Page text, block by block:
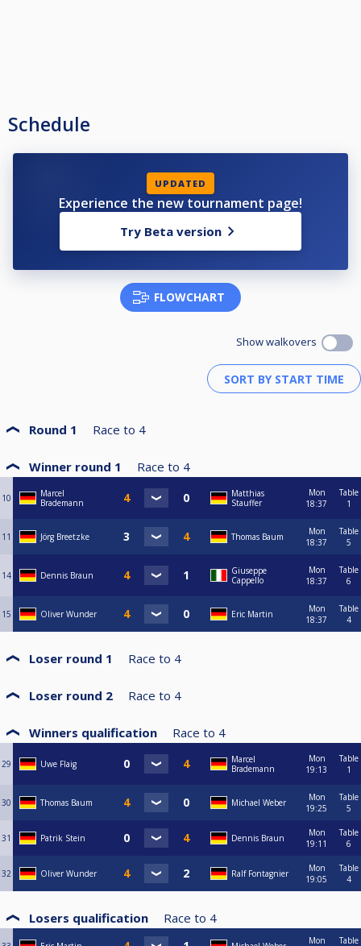
Schedule
UPDATED
Experience the new tournament page!
Try Beta version
FLOWCHART
Show walkovers
Round 1 Race to 4
Winner round 1 Race to 4
10
Marcel
Brademann
Matthias
Stauffer
Mon
18:37
Table
1
11 Jörg Breetzke Thomas Baum
Mon
18:37
Table
5
14 Dennis Braun
Giuseppe
Cappello
Mon
18:37
Table
6
15 Oliver Wunder Eric Martin
Mon
18:37
Table
4
Loser round 1 Race to 4
Loser round 2 Race to 4
Winners qualification Race to 4
29 Uwe Flaig
Marcel
Brademann
Mon
19:13
Table
1
30 Thomas Baum Michael Weber
Mon
19:25
Table
5
31 Patrik Stein Dennis Braun
Mon
19:11
Table
6
32 Oliver Wunder Ralf Fontagnier
Mon
19:05
Table
4
Losers qualification Race to 4
Mon
Table